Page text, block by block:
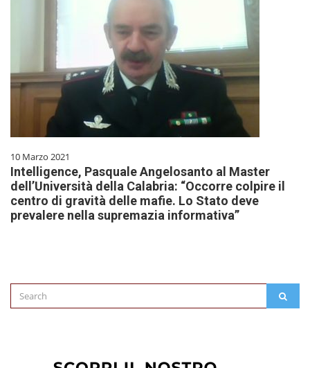
10 Marzo 2021
Intelligence, Pasquale Angelosanto al Master
dell’Università della Calabria: “Occorre colpire il
centro di gravità delle mafie. Lo Stato deve
prevalere nella supremazia informativa”
Search
for: